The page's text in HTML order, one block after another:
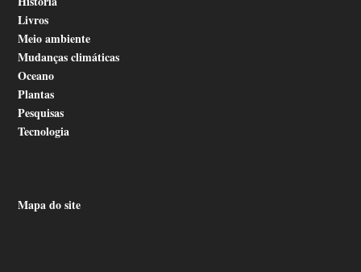
Livros
Meio ambiente
Mudanças climáticas
Oceano
Plantas
Pesquisas
Tecnologia
Mapa do site